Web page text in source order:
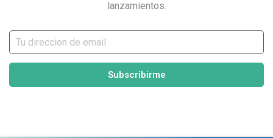
lanzamientos.
Subscribirme